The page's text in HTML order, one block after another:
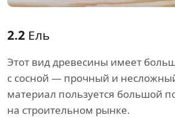
2.2 Ель
Этот вид древесины имеет
с сосной — прочный и
материал пользуется большой
на строительном рынке.